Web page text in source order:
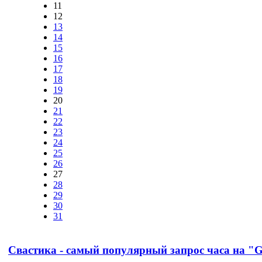
11
12
13
14
15
16
17
18
19
20
21
22
23
24
25
26
27
28
29
30
31
Свастика - самый популярный запрос часа на